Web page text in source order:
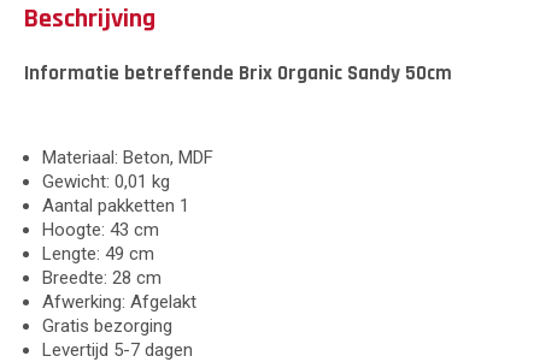
Beschrijving
Informatie betreffende Brix Organic Sandy 50cm
Materiaal: Beton, MDF
Gewicht: 0,01 kg
Aantal pakketten 1
Hoogte: 43 cm
Lengte: 49 cm
Breedte: 28 cm
Afwerking: Afgelakt
Gratis bezorging
Levertijd 5-7 dagen